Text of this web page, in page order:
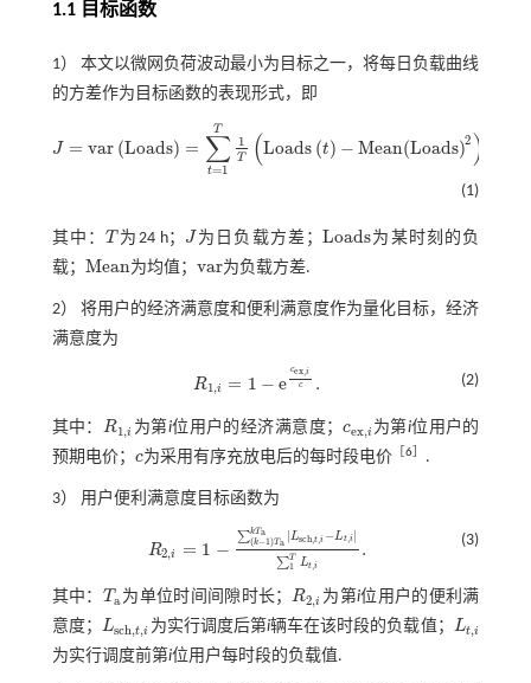
1.1 目标函数
1） 本文以微网负荷波动最小为目标之一，将每日负载曲线
的方差作为目标函数的表现形式，即
J = var (Loads) = ∑
t=1
T
1
T (Loads (t) − Mean(Loads)2 )
J= var Load s=∑t=1T1 TLo ad -M e anLoads 2.
(1)
其中：T
T 为24 h； J
J 为日负载方差；Loads
Loads
为某时刻的负
载； Mean
Mean 为均值； var
var 为负载方差.
2） 将用户的经济满意度和便利满意度作为量化目标，经济
满意度为
R1,i = 1 − e
cex,i
c
.
R1,i= 1-e cex, ic. (2)
其中： R1,i
R1,i 为第i位用户的经济满意度； cex,i
cex,i 为第i位用户的
预期电价； c
c为采用有序充放电后的每时段电价［ 6］ .
3） 用户便利满意度目标函数为
R2,i = 1 −
∑kTa
(k−1)Ta | Lsch ,t ,i −Lt,i|
∑T
1 Lt ,i
.
R2,i= 1-∑k 1T akTaLsch,t,i-Lt,i∑1T L
(3)
其中： Ta
Ta 为单位时间间隙时长；R2,i
R2,i 为第i位用户的便利满
意度； Lsch,t,i
Lsch,t,i 为实行调度后第i辆车在该时段的负载值； Lt,i
Lt,i
为实行调度前第i位用户每时段的负载值.